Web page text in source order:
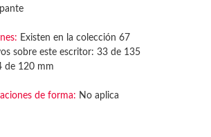
Existen en la colección 67
sobre este escritor: 33 de 135
de 120 mm
de forma: No aplica